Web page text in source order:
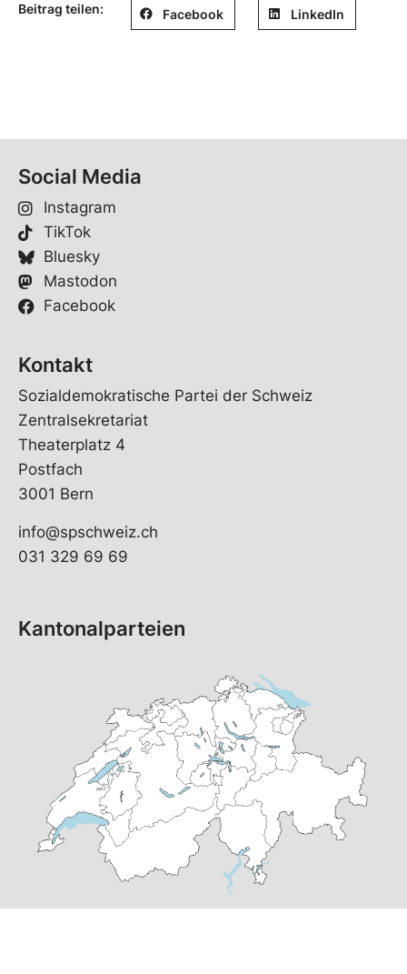
Beitrag teilen: Facebook LinkedIn
Social Media
Instagram
TikTok
Bluesky
Mastodon
Facebook
Kontakt
Sozialdemokratische Partei der Schweiz
Zentralsekretariat
Theaterplatz 4
Postfach
3001 Bern
info@spschweiz.ch
031 329 69 69
Kantonalparteien